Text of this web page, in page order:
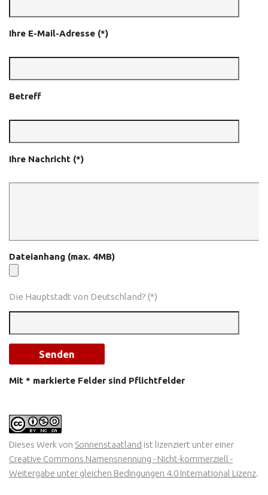
Ihre E-Mail-Adresse (*)
Betreff
Ihre Nachricht (*)
Dateianhang (max. 4MB)
Die Hauptstadt von Deutschland? (*)
Mit * markierte Felder sind Pflichtfelder
Dieses Werk von Sonnenstaatland ist lizenziert unter einer
Creative Commons Namensnennung - Nicht-kommerziell -
Weitergabe unter gleichen Bedingungen 4.0 International Lizenz.